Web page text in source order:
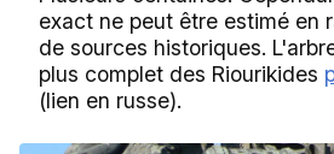
exact ne peut être estimé en
de sources historiques.
plus complet des Riourikides
(lien en russe).